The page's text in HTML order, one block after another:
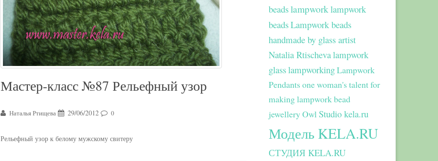
Мастер-класс №87 Рельефный узор
Наталья Ртищева 29/06/2012 0
Рельефный узор к белому мужскому свитеру
beadslampworklampwork
beadsLampwork beads
handmade by glass artist
Natalia Rtischevalampwork
glasslampworkingLampwork
Pendants one woman's talent for
making lampwork bead
jewelleryOwlStudio kela.ru
Модель KELA.RU
СТУДИЯ KELA.RU